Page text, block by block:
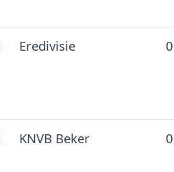
Eredivisie 0
KNVB Beker 0